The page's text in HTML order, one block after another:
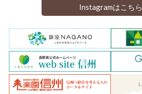
Instagramはこちら